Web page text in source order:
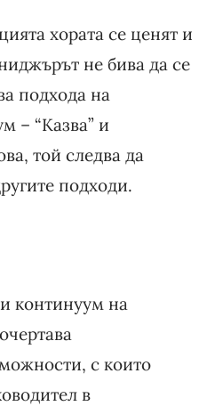
хората се ценят и
не бива да се
подхода на
– “Казва” и
той следва да
подходи.
континуум на
с които
в